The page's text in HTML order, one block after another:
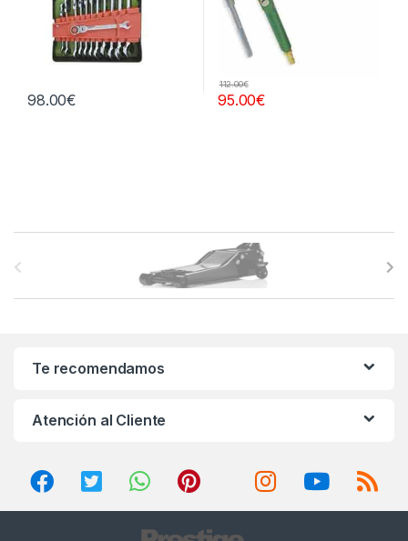
98.00€ 95.00€
112.00€
a
Te recomendamos
Atención al Cliente